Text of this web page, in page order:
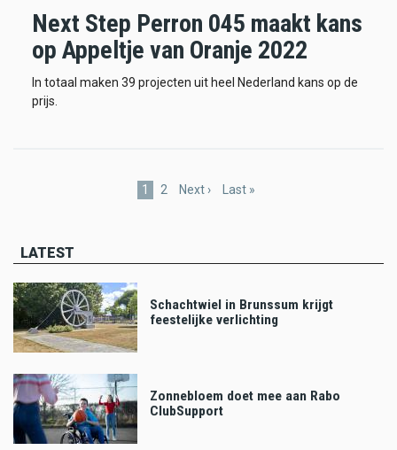
Next Step Perron 045 maakt kans
op Appeltje van Oranje 2022
In totaal maken 39 projecten uit heel Nederland kans op de
prijs.
Current
1 Page
2
Next
Next ›
Last
Last »
LATEST
Schachtwiel in Brunssum krijgt
feestelijke verlichting
Zonnebloem doet mee aan Rabo
ClubSupport